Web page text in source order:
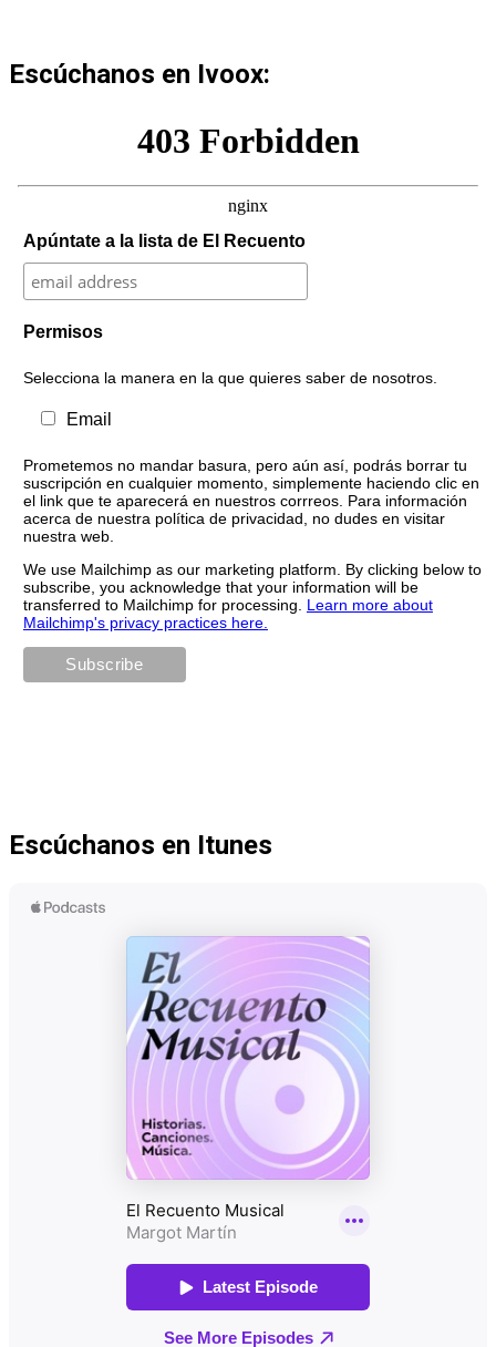
Escúchanos en Ivoox:
Apúntate a la lista de El Recuento
Permisos
Selecciona la manera en la que quieres saber de nosotros.
Email
Prometemos no mandar basura, pero aún así, podrás borrar tu
suscripción en cualquier momento, simplemente haciendo clic en
el link que te aparecerá en nuestros corrreos. Para información
acerca de nuestra política de privacidad, no dudes en visitar
nuestra web.
We use Mailchimp as our marketing platform. By clicking below to
subscribe, you acknowledge that your information will be
transferred to Mailchimp for processing. Learn more about
Mailchimp's privacy practices here.
Escúchanos en Itunes